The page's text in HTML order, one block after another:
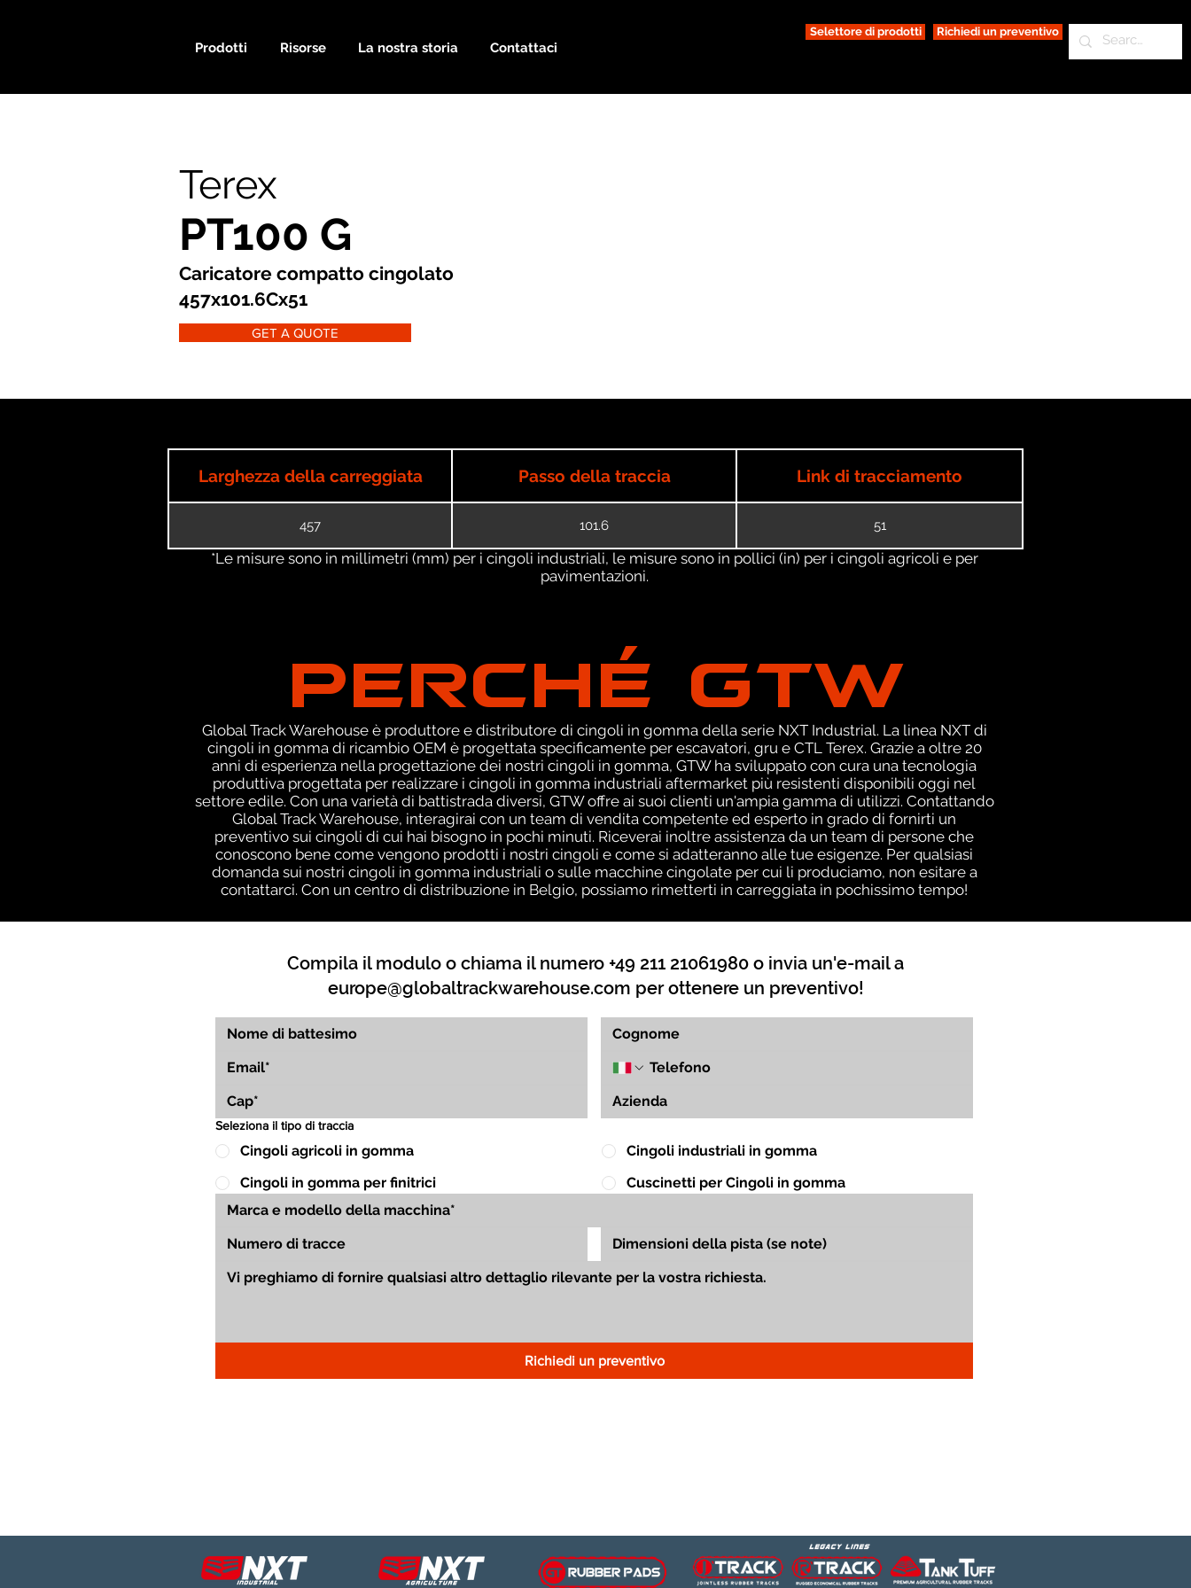
Prodotti Risorse La nostra storia Contattaci
Selettore di prodotti Richiedi un preventivo
Terex
PT100 G
Caricatore compatto cingolato
457x101.6Cx51
GET A QUOTE
Larghezza della carreggiata Passo della traccia Link di tracciamento
457 101.6 51
*Le misure sono in millimetri (mm) per i cingoli industriali, le misure sono in pollici (in) per i cingoli agricoli e per
pavimentazioni.
PERCHÉ GTW
Global Track Warehouse è produttore e distributore di cingoli in gomma della serie NXT Industrial. La linea NXT di
cingoli in gomma di ricambio OEM è progettata specificamente per escavatori, gru e CTL Terex. Grazie a oltre 20
anni di esperienza nella progettazione dei nostri cingoli in gomma, GTW ha sviluppato con cura una tecnologia
produttiva progettata per realizzare i cingoli in gomma industriali aftermarket più resistenti disponibili oggi nel
settore edile. Con una varietà di battistrada diversi, GTW offre ai suoi clienti un'ampia gamma di utilizzi. Contattando
Global Track Warehouse, interagirai con un team di vendita competente ed esperto in grado di fornirti un
preventivo sui cingoli di cui hai bisogno in pochi minuti. Riceverai inoltre assistenza da un team di persone che
conoscono bene come vengono prodotti i nostri cingoli e come si adatteranno alle tue esigenze. Per qualsiasi
domanda sui nostri cingoli in gomma industriali o sulle macchine cingolate per cui li produciamo, non esitare a
contattarci. Con un centro di distribuzione in Belgio, possiamo rimetterti in carreggiata in pochissimo tempo!
Compila il modulo o chiama il numero +49 211 21061980 o invia un'e-mail a
europe@globaltrackwarehouse.com per ottenere un preventivo!
Seleziona il tipo di traccia
Cingoli agricoli in gomma
Cingoli industriali in gomma
Cingoli in gomma per finitrici
Cuscinetti per Cingoli in gomma
Richiedi un preventivo